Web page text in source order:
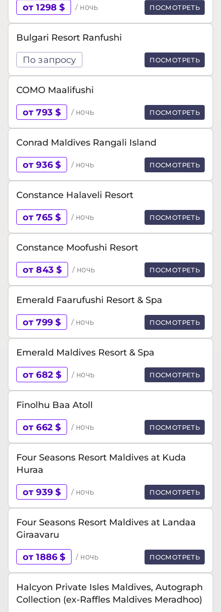
от 1298 $ / ночь ПОСМОТРЕТЬ
Bulgari Resort Ranfushi
По запросу ПОСМОТРЕТЬ
COMO Maalifushi
от 793 $ / ночь ПОСМОТРЕТЬ
Conrad Maldives Rangali Island
от 936 $ / ночь ПОСМОТРЕТЬ
Constance Halaveli Resort
от 765 $ / ночь ПОСМОТРЕТЬ
Constance Moofushi Resort
от 843 $ / ночь ПОСМОТРЕТЬ
Emerald Faarufushi Resort & Spa
от 799 $ / ночь ПОСМОТРЕТЬ
Emerald Maldives Resort & Spa
от 682 $ / ночь ПОСМОТРЕТЬ
Finolhu Baa Atoll
от 662 $ / ночь ПОСМОТРЕТЬ
Four Seasons Resort Maldives at Kuda
Huraa
от 939 $ / ночь ПОСМОТРЕТЬ
Four Seasons Resort Maldives at Landaa
Giraavaru
от 1886 $ / ночь ПОСМОТРЕТЬ
Halcyon Private Isles Maldives, Autograph
Collection (ex-Raffles Maldives Meradhoo)